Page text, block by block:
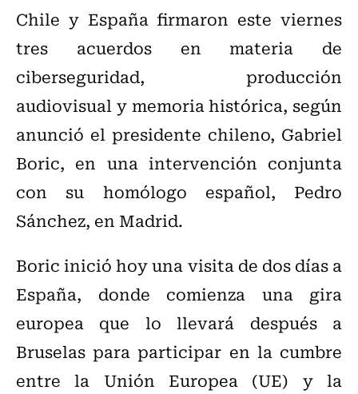
Chile y España firmaron este viernes
tres acuerdos en materia de
ciberseguridad, producción
audiovisual y memoria histórica, según
anunció el presidente chileno, Gabriel
Boric, en una intervención conjunta
con su homólogo español, Pedro
Sánchez, en Madrid.
Boric inició hoy una visita de dos días a
España, donde comienza una gira
europea que lo llevará después a
Bruselas para participar en la cumbre
entre la Unión Europea (UE) y la